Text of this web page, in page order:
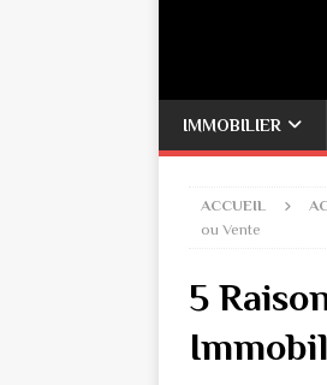
IMMOBILIER
ACCUEIL
ou Vente
5